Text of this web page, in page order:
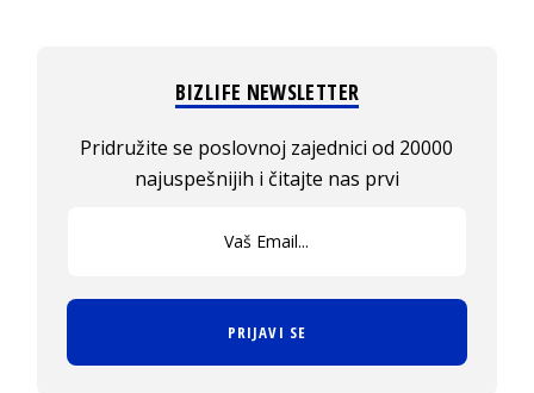
BIZLIFE NEWSLETTER
Pridružite se poslovnoj zajednici od 20000
najuspešnijih i čitajte nas prvi
PRIJAVI SE